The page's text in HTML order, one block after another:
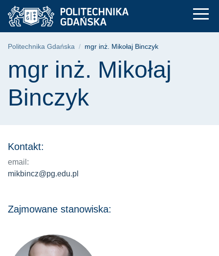
Przejdź
do
menu
Przejdź
do
wyszukiwarki
Przejdź
do
treści
mgr inż. Mikołaj
Ścieżka nawigacyjna
Politechnika Gdańska mgr inż. Mikołaj Binczyk
Treść strony
mgr inż. Mikołaj
Binczyk
Kontakt:
email:
mikbincz@pg.edu.pl
Zajmowane stanowiska: